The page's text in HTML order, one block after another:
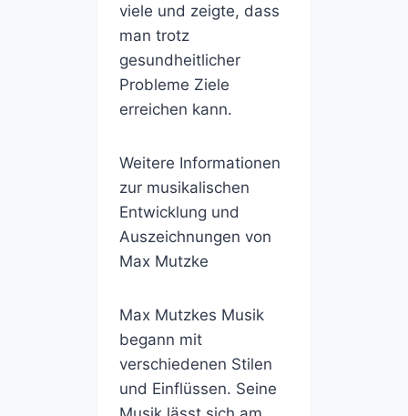
viele und zeigte, dass
man trotz
gesundheitlicher
Probleme Ziele
erreichen kann.
Weitere Informationen
zur musikalischen
Entwicklung und
Auszeichnungen von
Max Mutzke
Max Mutzkes Musik
begann mit
verschiedenen Stilen
und Einflüssen. Seine